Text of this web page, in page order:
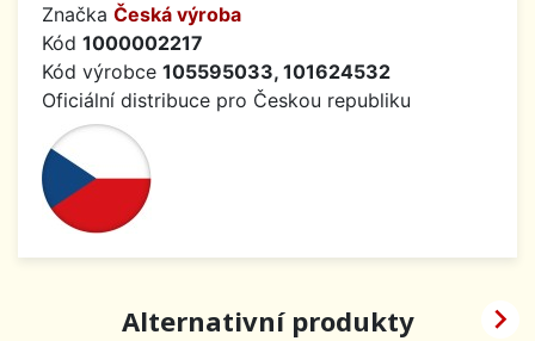
Značka Česká výroba
Kód 1000002217
Kód výrobce 105595033, 101624532
Oficiální distribuce pro Českou republiku
Alternativní produkty 